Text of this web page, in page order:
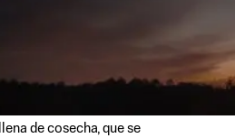
de cosecha, que se